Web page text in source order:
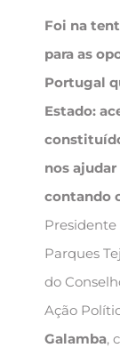
Foi na
para as
Portugal
Estado:
nos
contando
Parques
do
Ação
Galamba,